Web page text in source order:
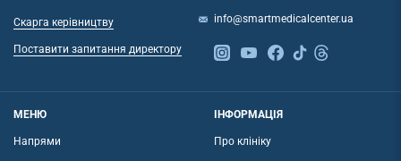
Скарга керівництву
Поставити запитання директору
info@smartmedicalcenter.ua
МЕНЮ
Напрями
ІНФОРМАЦІЯ
Про клініку